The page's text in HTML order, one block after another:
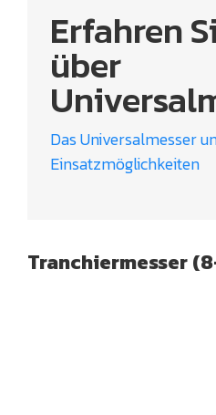
Erfahren
über
Das Universalmesser
Einsatzmöglichkeiten
Tranchiermesser